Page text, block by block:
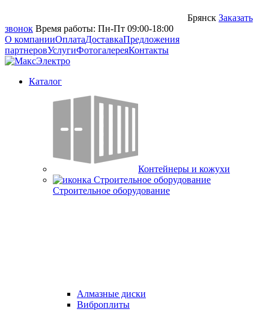
Брянск Заказать
звонок Время работы: Пн-Пт 09:00-18:00
О компанииОплатаДоставкаПредложения
партнеровУслугиФотогалереяКонтакты
Каталог
Контейнеры и кожухи
Строительное оборудование
Алмазные диски
Виброплиты